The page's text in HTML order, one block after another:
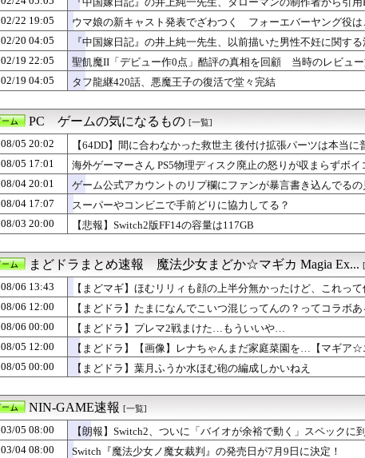
【ドラクエウォーク】熟練度の石板が足りない！イズライールとタタリ御前
【まどドラ】【画像】レナちゃんまだ家庭菜園を…【マギア☆エトセトラ
【ミリシタ】イベント『Destiny』8/5 0時時点でのポイント、ハイスコア...
【ポケチャン】現環境における「あくタイプ」の評価は？ダブルでの採用率
【ドラクエウォーク】どんぶりスライムSが落ちない？武器熟練度とゴール
【ポケモンチャンピオンズ】初手対面での立ち回りは素直な攻撃か釣り交換
【NGS】ルーサー緊急、新武器、東方コラボ、EXレベル40… 8/5はアップデ...
【FE万紫千紅】これは神ゲーだな ネタバレ全開過ぎておもろかった
【まどドラ】葉月ふうか水ほむ砲の編成しかいねえ
【モンハンワイルズ】アルマやNPCが邪魔？当たり判定・会話誤爆・進行妨
FF10の名シーン←思い浮かべたもの
【FE万紫千紅】ファイヤーエンブレムダイレクト楽しみすぎるだろ
ギルティギアのユニカの脚
ゲーム公式アカウントのリプ欄にファンが暴言書き込んでるの見るとそうい
【FE万紫千紅】やっぱり緑は屑ですぞ
【まどマギ】もうちょっと皆といいコミュニケーションが取れてたらなって
プロゲーミングチーム「DetonatioN FocusMe」の代表・梅崎 伸幸...
【花騎士】むちむち×ほぼ痴女… ＆童貞を穀す服っぽい服をきたホウオウボ
任天堂の次世代ゲーム機「Nintendo Switch 2」
AIでキモいモンスター作った
【まどマギ】【朗報】狩野英孝さんの叛逆コメンタリー配信決定
【モンハンワイルズ】ラギア・星9ゴアが苦手？水中移動阻止と突進系モン
犬を蜂から守るゲームに自信ニキ来てくれ
【悲報】Switch2版FF14の容量は117GB
02/22 19:05
ウマ娘の新キャスト発表でざわつく フォーエバーヤング役は
02/20 04:05
『中国嫁日記』の井上純一先生、以前描いた男性不妊に関す
02/19 22:05
聖飢魔II「デビュー作0点」酷評の真相を回顧 当時のレビュ
02/19 04:05
タフ龍継420話、悪魔王子の復活で堂々完結
PC ゲームの気になるもの [一覧]
08/05 20:02
【64DD】間に合わなかった救世主 後付け拡張パーツは本当
08/05 17:01
海外ゲーマーさん PS5物理ディスク廃止の怒りが収まらずボイ
08/04 20:01
ゲーム公式アカウントのリプ欄にファンが暴言書き込んでる
い合わせフォームがあるじゃんって
08/04 17:07
スーパーやコンビニで手前どりに協力してる？
08/03 20:00
【悲報】Switch2版FF14の容量は117GB
まどドラまとめ速報 魔法少女まどか☆マギカ Magia Ex...
08/06 13:43
【まどマギ】ほむリリィも顔の上半分無かったけど、これっ
08/06 12:00
【まどドラ】たまになんでこいつ混じってんの？ってコラボ
08/06 00:00
【まどドラ】プレマ2戦まけた…もういいや…
08/05 12:00
【まどドラ】【画像】レナちゃんまだ家庭菜園を…【マギア☆
08/05 00:00
【まどドラ】葉月ふうか水ほむ砲の編成しかいねえ
NIN-GAME速報 [一覧]
03/05 08:00
【朗報】Switch2、ついに「バイオが余裕で動く」スペック
03/04 08:00
Switch『魔法少女ノ魔女裁判』の発売日が7月9日に決定！